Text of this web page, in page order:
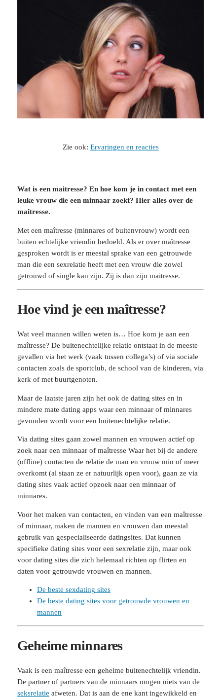
Zie ook: Ervaringen en reacties
Wat is een maitresse? En hoe kom je in contact met een
leuke vrouw die een minnaar zoekt? Hier alles over de
maîtresse.
Met een maîtresse (minnares of buitenvrouw) wordt een
buiten echtelijke vriendin bedoeld. Als er over maîtresse
gesproken wordt is er meestal sprake van een getrouwde
man die een sexrelatie heeft met een vrouw die zowel
getrouwd of single kan zijn. Zij is dan zijn maitresse.
Hoe vind je een maîtresse?
Wat veel mannen willen weten is… Hoe kom je aan een
maîtresse? De buitenechtelijke relatie ontstaat in de meeste
gevallen via het werk (vaak tussen collega’s) of via sociale
contacten zoals de sportclub, de school van de kinderen, via
kerk of met buurtgenoten.
Maar de laatste jaren zijn het ook de dating sites en in
mindere mate dating apps waar een minnaar of minnares
gevonden wordt voor een buitenechtelijke relatie.
Via dating sites gaan zowel mannen en vrouwen actief op
zoek naar een minnaar of maîtresse Waar het bij de andere
(offline) contacten de relatie de man en vrouw min of meer
overkomt (al staan ze er natuurlijk open voor), gaan ze via
dating sites vaak actief opzoek naar een minnaar of
minnares.
Voor het maken van contacten, en vinden van een maîtresse
of minnaar, maken de mannen en vrouwen dan meestal
gebruik van gespecialiseerde datingsites. Dat kunnen
specifieke dating sites voor een sexrelatie zijn, maar ook
voor dating sites die zich helemaal richten op flirten en
daten voor getrouwde vrouwen en mannen.
De beste sexdating sites
De beste dating sites voor getrouwde vrouwen en
mannen
Geheime minnares
Vaak is een maîtresse een geheime buitenechtelijk vriendin.
De partner of partners van de minnaars mogen niets van de
seksrelatie afweten. Dat is aan de ene kant ingewikkeld en